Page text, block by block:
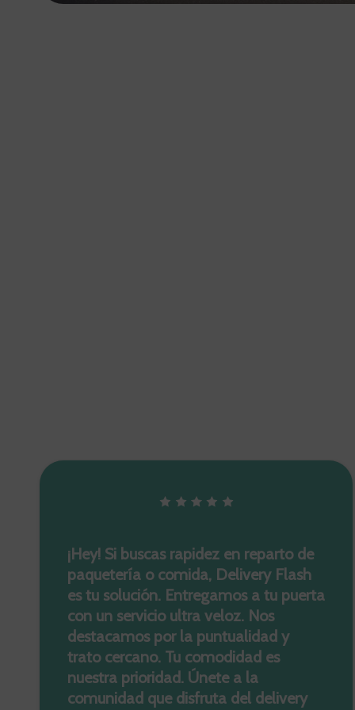
¡Hey! Si buscas rapidez en reparto de
paquetería o comida, Delivery Flash
es tu solución. Entregamos a tu puerta
con un servicio ultra veloz. Nos
destacamos por la puntualidad y
trato cercano. Tu comodidad es
nuestra prioridad. Únete a la
comunidad que disfruta del delivery